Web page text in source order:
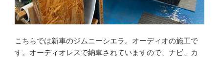
こちらでは新車のジムニーシエラ。オーディオの施工で
す。オーディオレスで納車されていますので、ナビ、カ